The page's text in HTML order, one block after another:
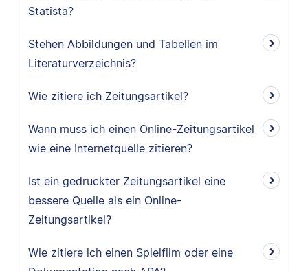
Statista?
Stehen Abbildungen und Tabellen im
Literaturverzeichnis?
Wie zitiere ich Zeitungsartikel?
Wann muss ich einen Online-Zeitungsartikel
wie eine Internetquelle zitieren?
Ist ein gedruckter Zeitungsartikel eine
bessere Quelle als ein Online-
Zeitungsartikel?
Wie zitiere ich einen Spielfilm oder eine